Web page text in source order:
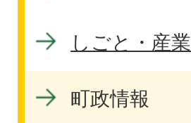
しごと・産業
町政情報